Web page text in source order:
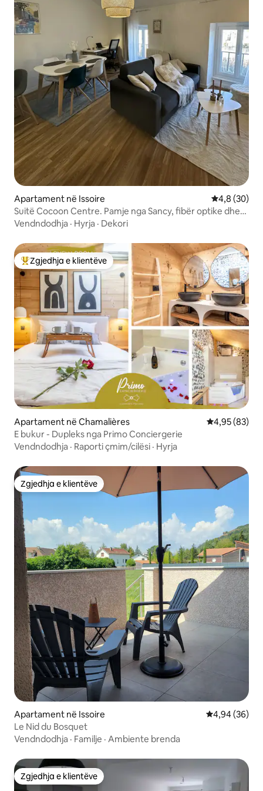
Apartament në Issoire Vlerësimi
4,8 (30)
Suitë Cocoon Centre. Pamje nga Sancy, fibër optike dhe
ajër i kondicionuar
Vendndodhja · Hyrja · Dekori
Më të mirat e zgjedhjeve të klientëve
Zgjedhja e klientëve
Apartament në Chamalières Vlerësimi
4,95 (83)
E bukur - Dupleks nga Primo Conciergerie
Vendndodhja · Raporti çmim/cilësi · Hyrja
Zgjedhja e klientëve
Zgjedhja e klientëve
Apartament në Issoire Vlerësimi
4,94 (36)
Le Nid du Bosquet
Vendndodhja · Familje · Ambiente brenda
Zgjedhja e klientëve
Zgjedhja e klientëve